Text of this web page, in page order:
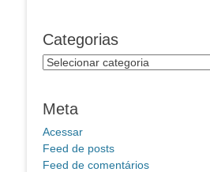
Categorias
Categorias
Meta
Acessar
Feed de posts
Feed de comentários